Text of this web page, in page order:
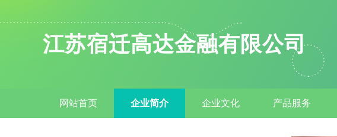
江苏宿迁高达金融有限公司
网站首页 企业简介 企业文化 产品服务